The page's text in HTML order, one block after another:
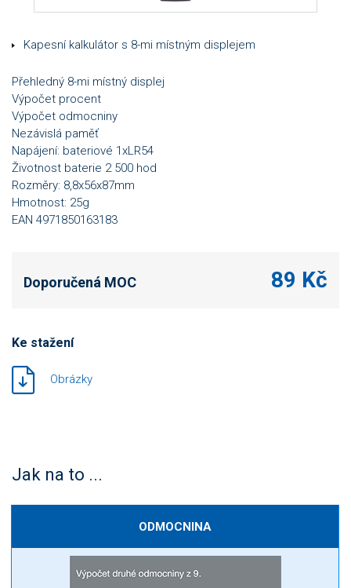
Kapesní kalkulátor s 8-mi místným displejem
Přehledný 8-mi místný displej
Výpočet procent
Výpočet odmocniny
Nezávislá paměť
Napájení: bateriové 1xLR54
Životnost baterie 2 500 hod
Rozměry: 8,8x56x87mm
Hmotnost: 25g
EAN 4971850163183
Doporučená MOC 89 Kč
Ke stažení
Obrázky
Jak na to ...
ODMOCNINA